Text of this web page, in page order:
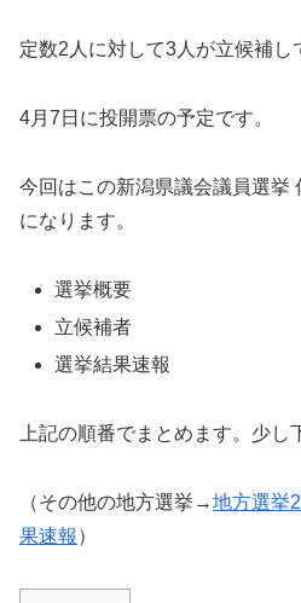
定数2人に対して3人が立候補し
4月7日に投開票の予定です。
今回はこの新潟県議会議員選挙
になります。
選挙概要
立候補者
選挙結果速報
上記の順番でまとめます。少し
（その他の地方選挙→地方選挙
果速報 ）